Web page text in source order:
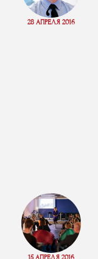
“
28 АПРЕЛЯ 2016
Read
15 АПРЕЛЯ 2016
Read